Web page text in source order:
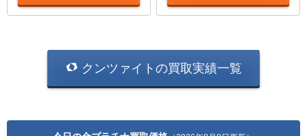
クンツァイトの買取実績一覧